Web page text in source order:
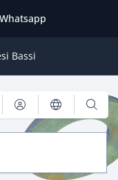
Bassi
Whatsapp